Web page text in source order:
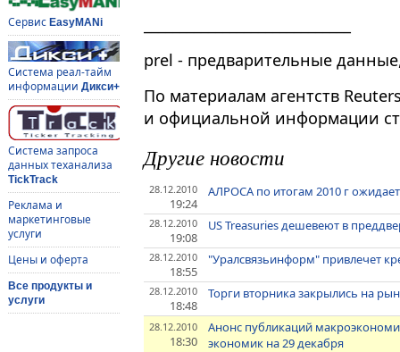
Сервис EasyMANi
Система реал-тайм
информации Дикси+
Система запроса
данных теханализа
TickTrack
Реклама и
маркетинговые
услуги
Цены и оферта
Все продукты и
услуги
prel - предварительные
По материалам агентств
и официальной информации
Другие новости
28.12.2010
19:24
АЛРОСА по итогам 2010 г
28.12.2010
19:08
US Treasuries дешевеют в
28.12.2010
18:55
"Уралсвязьинформ" привлечет
28.12.2010
18:48
Торги вторника закрылись на
28.12.2010
18:30
Анонс публикаций
экономик на 29 декабря